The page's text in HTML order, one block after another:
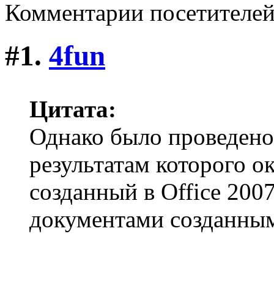
Комментарии
#1. 4fun
Цитата:
Однако было
результатам которого
созданный в Office
документами